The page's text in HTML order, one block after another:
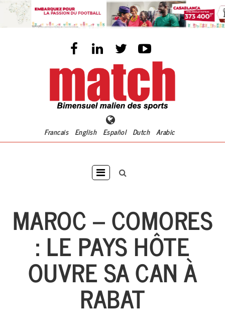
Aller
contenu
Francais English Español Dutch Arabic
Main
navigation
A
MAROC – COMORES
: LE PAYS HÔTE
OUVRE SA CAN À
RABAT